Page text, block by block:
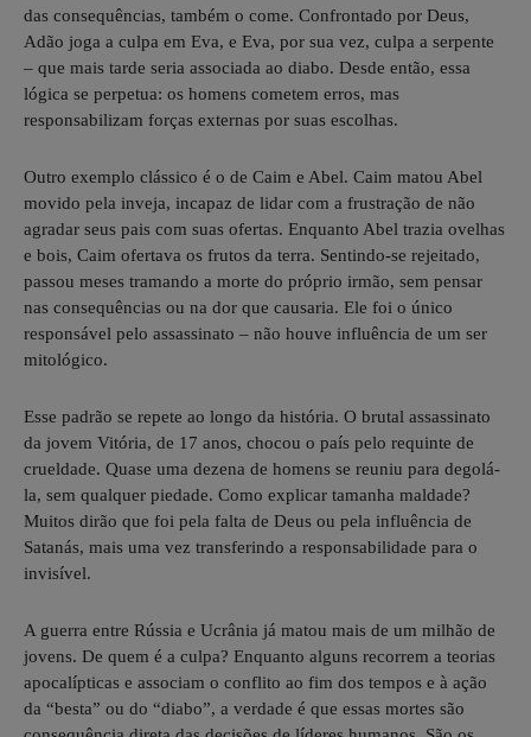
das consequências, também o come. Confrontado por Deus,
Adão joga a culpa em Eva, e Eva, por sua vez, culpa a serpente
– que mais tarde seria associada ao diabo. Desde então, essa
lógica se perpetua: os homens cometem erros, mas
responsabilizam forças externas por suas escolhas.
Outro exemplo clássico é o de Caim e Abel. Caim matou Abel
movido pela inveja, incapaz de lidar com a frustração de não
agradar seus pais com suas ofertas. Enquanto Abel trazia ovelhas
e bois, Caim ofertava os frutos da terra. Sentindo-se rejeitado,
passou meses tramando a morte do próprio irmão, sem pensar
nas consequências ou na dor que causaria. Ele foi o único
responsável pelo assassinato – não houve influência de um ser
mitológico.
Esse padrão se repete ao longo da história. O brutal assassinato
da jovem Vitória, de 17 anos, chocou o país pelo requinte de
crueldade. Quase uma dezena de homens se reuniu para degolá-
la, sem qualquer piedade. Como explicar tamanha maldade?
Muitos dirão que foi pela falta de Deus ou pela influência de
Satanás, mais uma vez transferindo a responsabilidade para o
invisível.
A guerra entre Rússia e Ucrânia já matou mais de um milhão de
jovens. De quem é a culpa? Enquanto alguns recorrem a teorias
apocalípticas e associam o conflito ao fim dos tempos e à ação
da “besta” ou do “diabo”, a verdade é que essas mortes são